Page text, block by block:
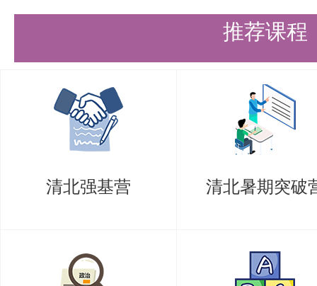
成1个PDF文件（文件大小不超过
和附件命名均为：25推免申请-
请专业-学生姓名。
如在系统中报名了2个志愿，请
送到邮箱。电子版申请表一定是
接收电子版材料邮箱：
推荐课程
清北强基营 清北暑期突破